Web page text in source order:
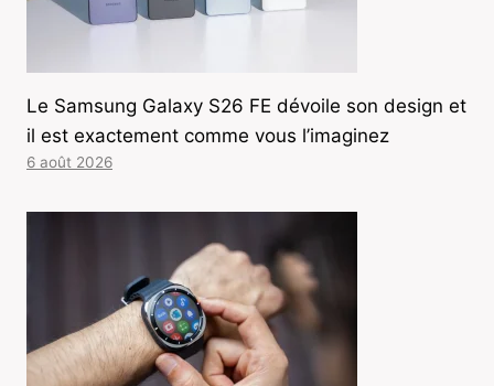
Le Samsung Galaxy S26 FE dévoile son design et
il est exactement comme vous l’imaginez
6 août 2026